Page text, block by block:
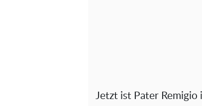
Jetzt ist Pater Remigio